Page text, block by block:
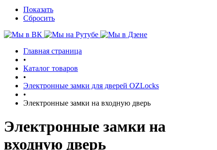
Показать
Сбросить
Главная страница
•
Каталог товаров
•
Электронные замки для дверей OZLocks
•
Электронные замки на входную дверь
Электронные замки на
входную дверь